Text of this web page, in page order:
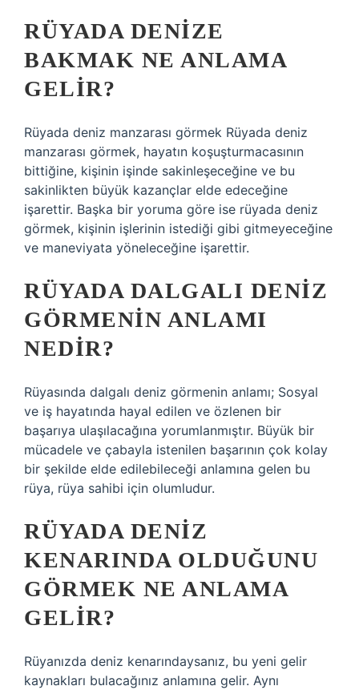
RÜYADA DENIZE
BAKMAK NE ANLAMA
GELIR?
Rüyada deniz manzarası görmek Rüyada deniz
manzarası görmek, hayatın koşuşturmacasının
bittiğine, kişinin işinde sakinleşeceğine ve bu
sakinlikten büyük kazançlar elde edeceğine
işarettir. Başka bir yoruma göre ise rüyada deniz
görmek, kişinin işlerinin istediği gibi gitmeyeceğine
ve maneviyata yöneleceğine işarettir.
RÜYADA DALGALI DENIZ
GÖRMENIN ANLAMI
NEDIR?
Rüyasında dalgalı deniz görmenin anlamı; Sosyal
ve iş hayatında hayal edilen ve özlenen bir
başarıya ulaşılacağına yorumlanmıştır. Büyük bir
mücadele ve çabayla istenilen başarının çok kolay
bir şekilde elde edilebileceği anlamına gelen bu
rüya, rüya sahibi için olumludur.
RÜYADA DENIZ
KENARINDA OLDUĞUNU
GÖRMEK NE ANLAMA
GELIR?
Rüyanızda deniz kenarındaysanız, bu yeni gelir
kaynakları bulacağınız anlamına gelir. Aynı